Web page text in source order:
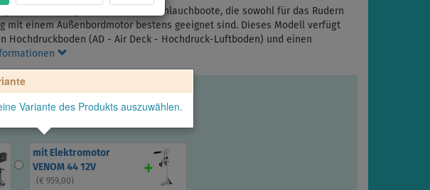
gehört zur Kategorie der kleinen Schlauchboote, die sowohl für das Rudern
mit einem Außenbordmotor bestens geeignet sind. Dieses Modell verfügt
Hochdruckboden (AD - Air Deck - Hochdruck-Luftboden) und einen
Variante des Produkts auszuwählen.
mit Elektromotor
VENOM 44 12V
(€ 959,00)